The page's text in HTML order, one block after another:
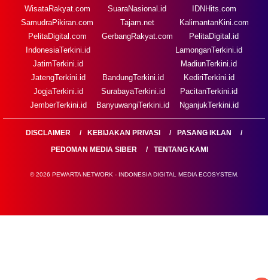
WisataRakyat.com
SamudraPikiran.com
PelitaDigital.com
SuaraNasional.id
Tajam.net
GerbangRakyat.com
IDNHits.com
KalimantanKini.com
PelitaDigital.id
IndonesiaTerkini.id
JatimTerkini.id
JatengTerkini.id
JogjaTerkini.id
JemberTerkini.id
BandungTerkini.id
SurabayaTerkini.id
BanyuwangiTerkini.id
LamonganTerkini.id
MadiunTerkini.id
KediriTerkini.id
PacitanTerkini.id
NganjukTerkini.id
DISCLAIMER KEBIJAKAN PRIVASI
PASANG IKLAN
PEDOMAN MEDIA SIBER
TENTANG KAMI
© 2026 PEWARTA NETWORK - INDONESIA DIGITAL MEDIA ECOSYSTEM.